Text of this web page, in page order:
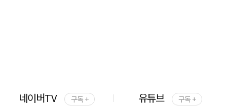
네이버TV 구독 + 유튜브 구독 +